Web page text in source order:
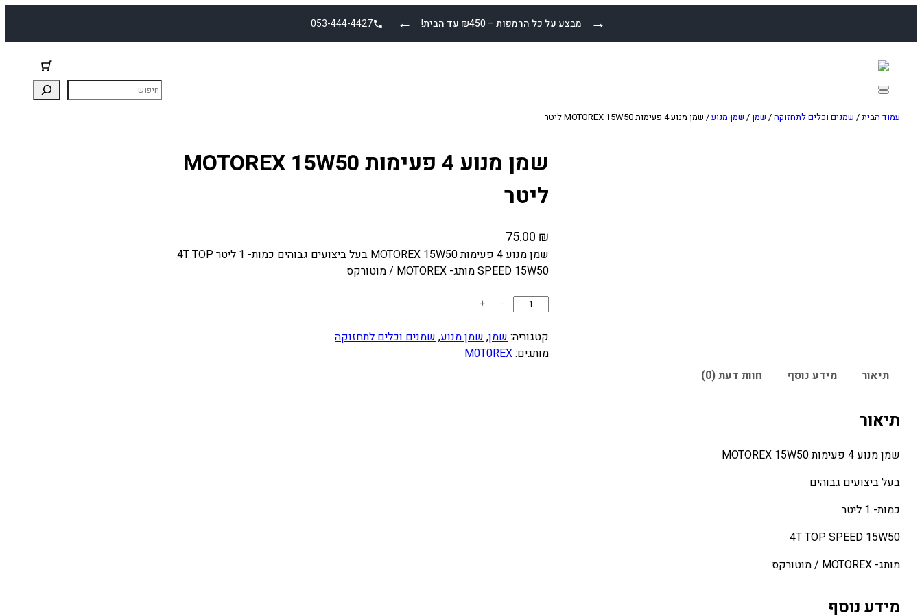
← מבצע על כל הרמפות – ₪450 עד הבית! →
053-444-4427
עמוד הבית/ שמנים וכלים לתחזוקה/ שמן / שמן מנוע/ שמן מנוע 4 פעימות MOTOREX 15W50 ליטר
שמן מנוע 4 פעימות MOTOREX 15W50
ליטר
75.00 ₪
שמן מנוע 4 פעימות MOTOREX 15W50 בעל ביצועים גבוהים כמות- 1 ליטר 4T TOP
SPEED 15W50 מותג- MOTOREX / מוטורקס
ו
ת
−
+
קטגוריה:שמן, שמן מנוע, שמנים וכלים לתחזוקה
מותגים:M0T0REX
תיאור
מידע נוסף חוות דעת (0)
תיאור
שמן מנוע 4 פעימות MOTOREX 15W50
בעל ביצועים גבוהים
כמות- 1 ליטר
4T TOP SPEED 15W50
מותג- MOTOREX / מוטורקס
מידע נוסף